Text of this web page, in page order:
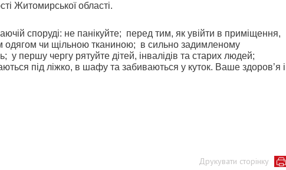
Житомирської області.
споруді: не панікуйте; перед тим, як увійти в приміщення,
одягом чи щільною тканиною; в сильно задимленому
першу чергу рятуйте дітей, інвалідів та старих людей;
під ліжко, в шафу та забиваються у куток. Ваше здоров’я і
Друкувати сторінку